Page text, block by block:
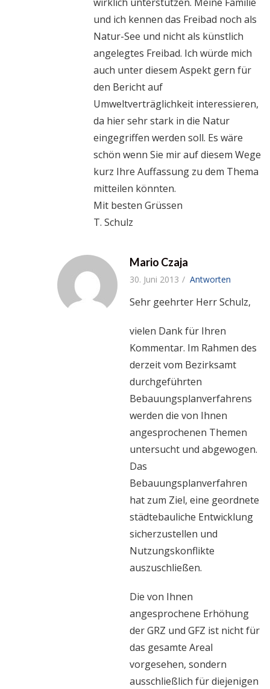
und ich kennen das Freibad noch als
Natur-See und nicht als künstlich
angelegtes Freibad. Ich würde mich
auch unter diesem Aspekt gern für
den Bericht auf
Umweltverträglichkeit interessieren,
da hier sehr stark in die Natur
eingegriffen werden soll. Es wäre
schön wenn Sie mir auf diesem Wege
kurz Ihre Auffassung zu dem Thema
mitteilen könnten.
Mit besten Grüssen
T. Schulz
Mario Czaja
30. Juni 2013 Antworten
Sehr geehrter Herr Schulz,
vielen Dank für Ihren
Kommentar. Im Rahmen des
derzeit vom Bezirksamt
durchgeführten
Bebauungsplanverfahrens
werden die von Ihnen
angesprochenen Themen
untersucht und abgewogen.
Das
Bebauungsplanverfahren
hat zum Ziel, eine geordnete
städtebauliche Entwicklung
sicherzustellen und
Nutzungskonflikte
auszuschließen.
Die von Ihnen
angesprochene Erhöhung
der GRZ und GFZ ist nicht für
das gesamte Areal
vorgesehen, sondern
ausschließlich für diejenigen